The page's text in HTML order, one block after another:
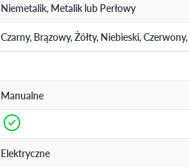
Niemetalik, Metalik lub Perłowy
Czarny, Brązowy, Żółty, Niebieski,
Manualne
Elektryczne